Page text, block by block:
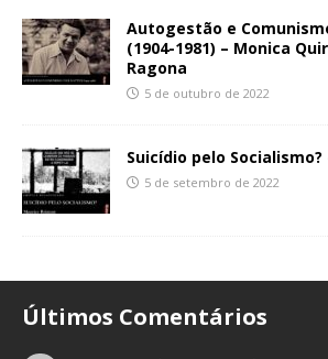
Autogestão e
(1904-1981) – Monica
Ragona
5 de outubro de 2022
Suicídio pelo
5 de setembro de 2022
Últimos Comentários